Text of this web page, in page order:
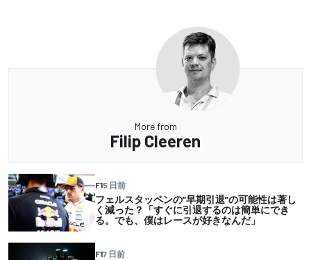
More from
Filip Cleeren
F15 日前
フェルスタッペンの”早期引退”の可能性は著し
く減った？「すぐに引退するのは簡単にでき
る。でも、僕はレースが好きなんだ」
F17 日前